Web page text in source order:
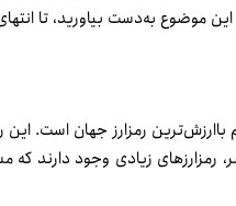
موضوع به‌­دست بیاورید، تا
دلار هنوز‌هم با‌ارزش­‌ترین رمزارز
زیادی وجود دارند که